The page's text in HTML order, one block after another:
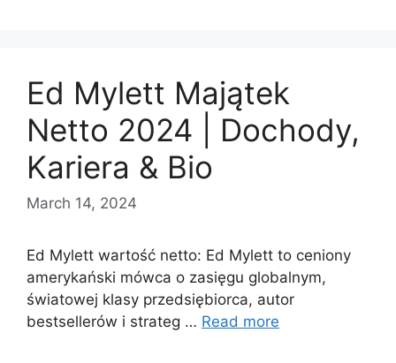
Ed Mylett Majątek
Netto 2024 | Dochody,
Kariera & Bio
March 14, 2024
Ed Mylett wartość netto: Ed Mylett to ceniony
amerykański mówca o zasięgu globalnym,
światowej klasy przedsiębiorca, autor
bestsellerów i strateg … Read more